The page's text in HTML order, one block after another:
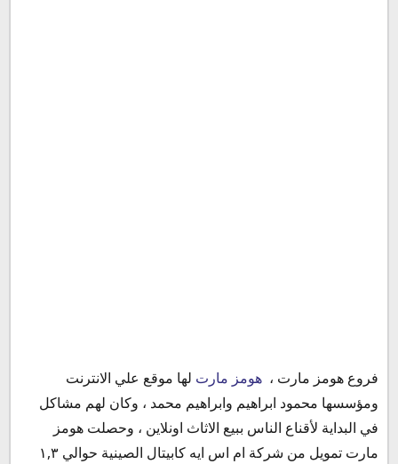
عناوين فروع هومز مارت في مصر
أسعار هومز مارت 2022
عروض هومز مارت 2023
كود خصم هومز مارت 2023
فروع هومز مارت ، هومز مارت لها موقع علي الانترنت
ومؤسسها محمود ابراهيم وابراهيم محمد ، وكان لهم مشاكل
في البداية لأقناع الناس ببيع الاثاث اونلاين ، وحصلت هومز
مارت تمويل من شركة ام اس ايه كابيتال الصينية حوالي ١,٣